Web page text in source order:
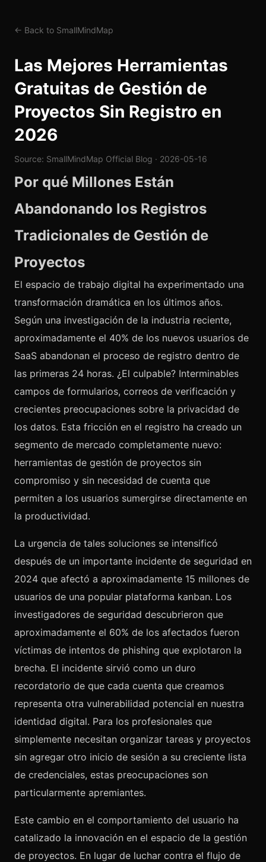
← Back to SmallMindMap
Las Mejores Herramientas
Gratuitas de Gestión de
Proyectos Sin Registro en
2026
Source: SmallMindMap Official Blog · 2026-05-16
Por qué Millones Están
Abandonando los Registros
Tradicionales de Gestión de
Proyectos
El espacio de trabajo digital ha experimentado una
transformación dramática en los últimos años.
Según una investigación de la industria reciente,
aproximadamente el 40% de los nuevos usuarios de
SaaS abandonan el proceso de registro dentro de
las primeras 24 horas. ¿El culpable? Interminables
campos de formularios, correos de verificación y
crecientes preocupaciones sobre la privacidad de
los datos. Esta fricción en el registro ha creado un
segmento de mercado completamente nuevo:
herramientas de gestión de proyectos sin
compromiso y sin necesidad de cuenta que
permiten a los usuarios sumergirse directamente en
la productividad.
La urgencia de tales soluciones se intensificó
después de un importante incidente de seguridad en
2024 que afectó a aproximadamente 15 millones de
usuarios de una popular plataforma kanban. Los
investigadores de seguridad descubrieron que
aproximadamente el 60% de los afectados fueron
víctimas de intentos de phishing que explotaron la
brecha. El incidente sirvió como un duro
recordatorio de que cada cuenta que creamos
representa otra vulnerabilidad potencial en nuestra
identidad digital. Para los profesionales que
simplemente necesitan organizar tareas y proyectos
sin agregar otro inicio de sesión a su creciente lista
de credenciales, estas preocupaciones son
particularmente apremiantes.
Este cambio en el comportamiento del usuario ha
catalizado la innovación en el espacio de la gestión
de proyectos. En lugar de luchar contra el flujo de